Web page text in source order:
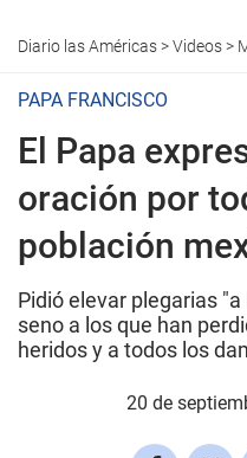
Diario las Américas>Videos>
PAPA FRANCISCO
El Papa
oración por
población
Pidió elevar plegarias
seno a los que han
heridos y a todos los
20 de